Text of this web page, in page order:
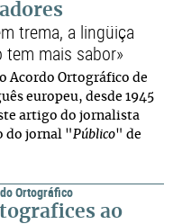
trema, a lingüiça
tem mais sabor»
Acordo Ortográfico de
europeu, desde 1945
artigo do jornalista
do jornal "Público" de
Ortográfico
ao